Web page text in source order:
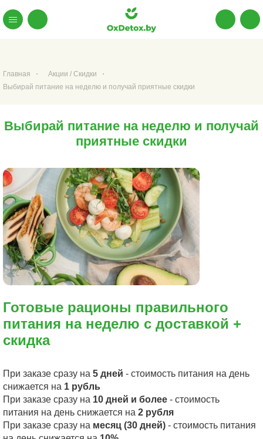
Главная
Акции / Скидки
Выбирай питание на неделю и получай приятные скидки
Выбирай питание на неделю и получай
приятные скидки
Готовые рационы правильного
питания на неделю с доставкой +
скидка
При заказе сразу на 5 дней - стоимость питания на день
снижается на 1 рубль
При заказе сразу на 10 дней и более - стоимость
питания на день снижается на 2 рубля
При заказе сразу на месяц (30 дней) - стоимость питания